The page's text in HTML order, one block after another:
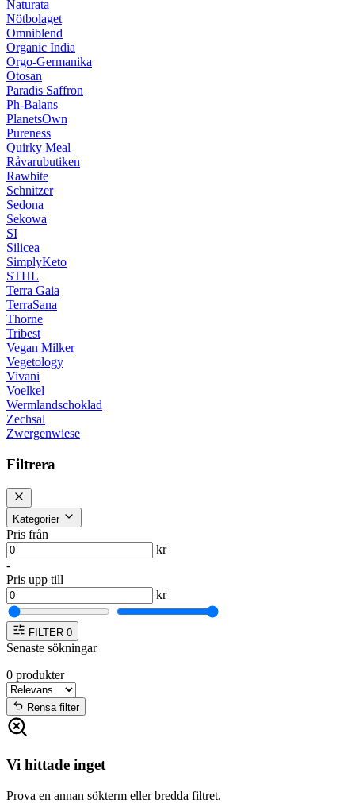
Naturata
Nötbolaget
Omniblend
Organic India
Orgo-Germanika
Otosan
Paradis Saffron
Ph-Balans
PlanetsOwn
Pureness
Quirky Meal
Råvarubutiken
Rawbite
Schnitzer
Sedona
Sekowa
SI
Silicea
SimplyKeto
STHL
Terra Gaia
TerraSana
Thorne
Tribest
Vegan Milker
Vegetology
Vivani
Voelkel
Wermlandschoklad
Zechsal
Zwergenwiese
Filtrera
Kategorier
Pris från
kr
-
Pris upp till
kr
FILTER 0
Senaste sökningar
0 produkter
Rensa filter
Vi hittade inget
Prova en annan sökterm eller bredda filtret.